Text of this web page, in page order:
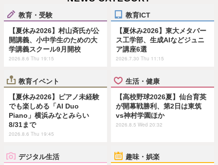
教育・受験
【夏休み2026】村山斉氏が公
開講義、小中学生のための大
学講義スクール9月開校
2026.8.6 Thu 19:15
教育ICT
【夏休み2026】東大メタバー
ス工学部、生成AIなどジュニ
ア講座6選
2026.7.30 Thu 11:15
教育イベント
【夏休み2026】ピアノ未経験
でも楽しめる「AI Duo
Piano」横浜みなとみらい
8/31まで
2026.8.6 Thu 19:45
生活・健康
【高校野球2026夏】仙台育英
が開幕戦勝利、第2日は東筑
vs神村学園ほか
2026.8.5 Wed 20:32
デジタル生活 趣味・娯楽